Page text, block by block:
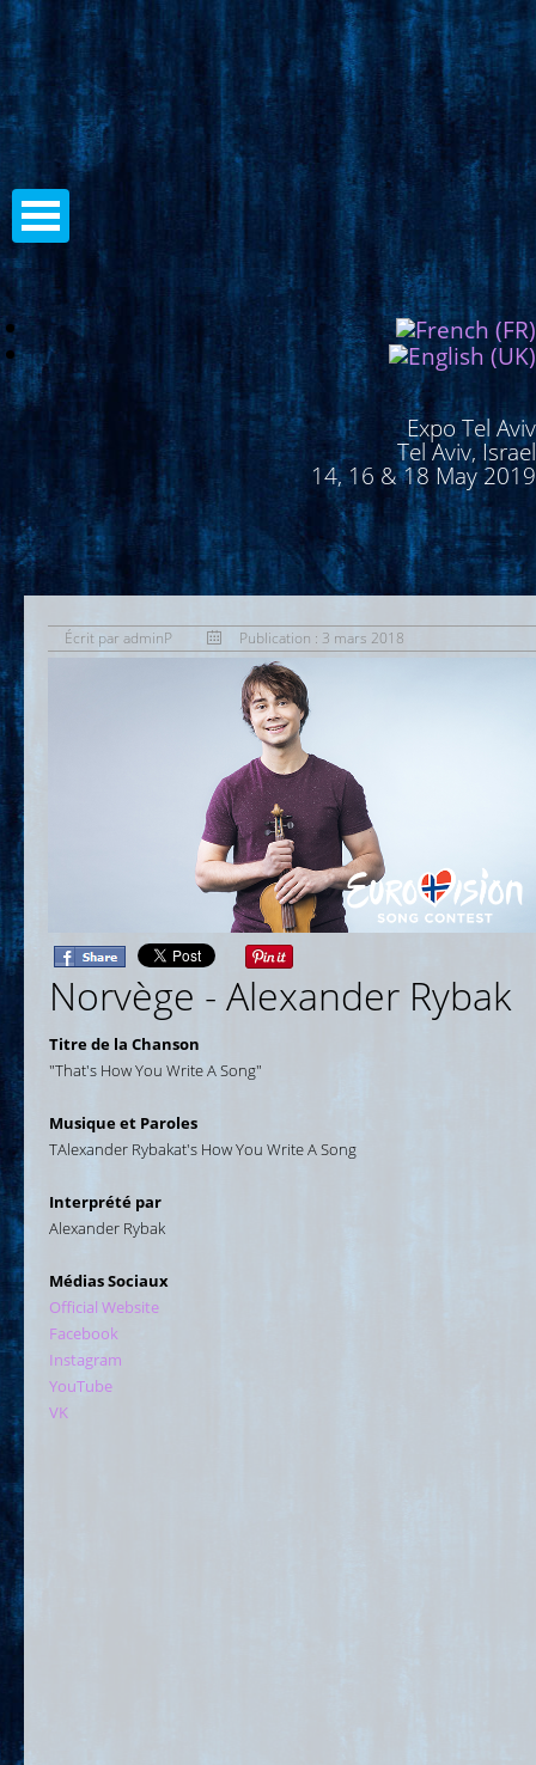
Expo Tel Aviv
Tel Aviv, Israel
14, 16 & 18 May 2019
Écrit par adminP Publication : 3 mars 2018
Norvège - Alexander Rybak
Titre de la Chanson
"That's How You Write A Song"
Musique et Paroles
TAlexander Rybakat's How You Write A Song
Interprété par
Alexander Rybak
Médias Sociaux
Official Website
Facebook
Instagram
YouTube
VK